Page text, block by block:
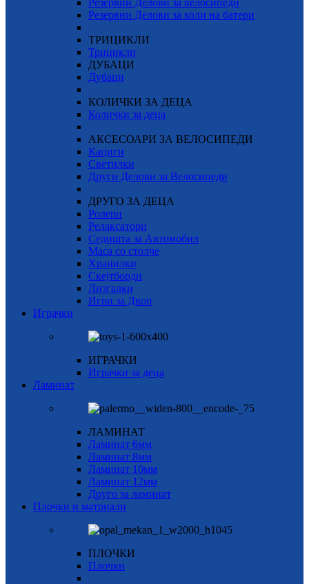
Резервни Делови за велосипеди
Резервни Делови за коли на батери
ТРИЦИКЛИ
Трицикли
ДУБАЦИ
Дубаци
КОЛИЧКИ ЗА ДЕЦА
Колички за деца
АКСЕСОАРИ ЗА ВЕЛОСИПЕДИ
Кациги
Светилки
Други Делови за Велосипеди
ДРУГО ЗА ДЕЦА
Ролери
Релаксатори
Седишта за Автомобил
Маса со столче
Хранилки
Скејтборди
Лизгалки
Игри за Двор
Играчки
ИГРАЧКИ
Играчки за деца
Ламинат
ЛАМИНАТ
Ламинат 6мм
Ламинат 8мм
Ламинат 10мм
Ламинат 12мм
Друго за ламинат
Плочки и матриали
ПЛОЧКИ
Плочки